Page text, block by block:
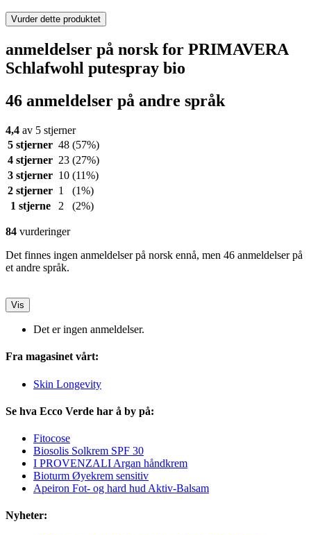
Vurder dette produktet
anmeldelser på norsk for PRIMAVERA
Schlafwohl putespray bio
46 anmeldelser på andre språk
4,4 av 5 stjerner
5 stjerner 48 (57%)
4 stjerner 23 (27%)
3 stjerner 10 (11%)
2 stjerner 1
(1%)
1 stjerne
2 (2%)
84 vurderinger
Det finnes ingen anmeldelser på norsk ennå, men 46 anmeldelser på
et andre språk.
Vis
Det er ingen anmeldelser.
Fra magasinet vårt:
Skin Longevity
Se hva Ecco Verde har å by på:
Fitocose
Biosolis Solkrem SPF 30
I PROVENZALI Argan håndkrem
Bioturm Øyekrem sensitiv
Apeiron Fot- og hard hud Aktiv-Balsam
Nyheter: